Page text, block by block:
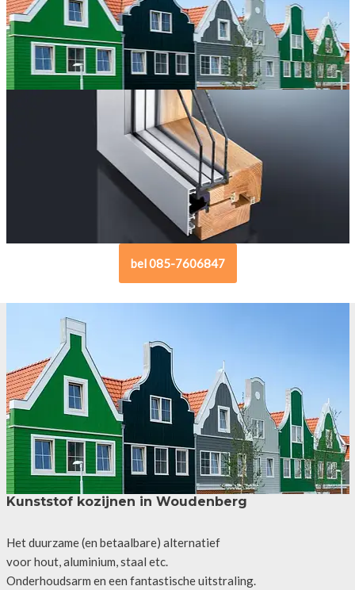
bel 085-7606847
Kunststof kozijnen in Woudenberg
Het duurzame (en betaalbare) alternatief
voor hout, aluminium, staal etc.
Onderhoudsarm en een fantastische uitstraling.